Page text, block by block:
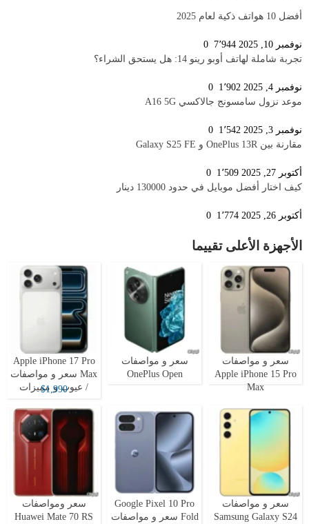
أفضل 10 هواتف ذكية لعام 2025
نوفمبر 10, 2025 7٬944
تجربة شاملة لهاتف أوبو رينو 14: هل يستحق الشراء؟
نوفمبر 4, 2025 1٬902
موعد نزول سامسونج جالاكسي A16 5G
نوفمبر 3, 2025 1٬542
مقارنة بين OnePlus 13R و Galaxy S25 FE
أكتوبر 27, 2025 1٬509
كيف اختار أفضل موبايل في حدود 130000 دينار
أكتوبر 26, 2025 1٬774
الأجهزة الأعلى تقييما
سعر و مواصفات
Apple iPhone 15 Pro
Max
سعر و مواصفات
OnePlus Open
Apple iPhone 17 Pro
Max سعر و مواصفات
/ عيوب و مميزات
$1,990
سعر و مواصفات
Samsung Galaxy S24
Google Pixel 10 Pro
Fold سعر و مواصفات
سعر ومواصفات
Huawei Mate 70 RS